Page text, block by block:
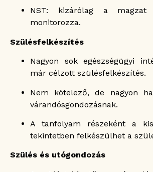
NST: kizárólag a magzat
monitorozza.
Szülésfelkészítés
Nagyon sok egészségügyi
már célzott szülésfelkészítés.
Nem kötelező, de nagyon
várandósgondozásnak.
A tanfolyam részeként a
tekintetben felkészülhet a
Szülés és utógondozás